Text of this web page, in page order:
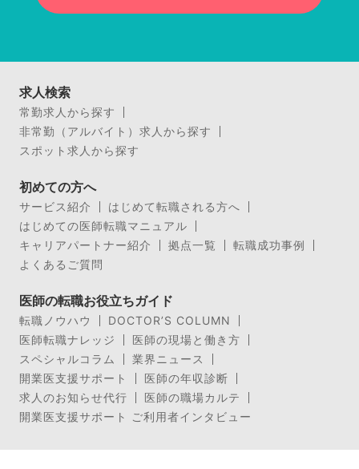
求人検索
常勤求人から探す
非常勤（アルバイト）求人から探す
スポット求人から探す
初めての方へ
サービス紹介
はじめて転職される方へ
はじめての医師転職マニュアル
キャリアパートナー紹介
拠点一覧
転職成功事例
よくあるご質問
医師の転職お役立ちガイド
転職ノウハウ
DOCTOR’S COLUMN
医師転職ナレッジ
医師の現場と働き方
スペシャルコラム
業界ニュース
開業医支援サポート
医師の年収診断
求人のお知らせ代行
医師の職場カルテ
開業医支援サポート ご利用者インタビュー